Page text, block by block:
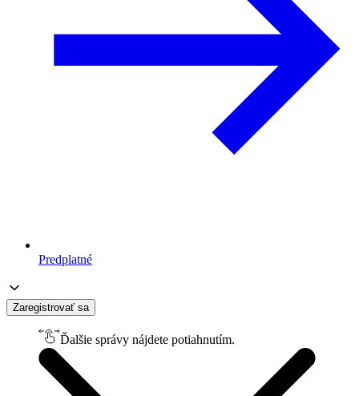
Predplatné
Zaregistrovať sa
Ďalšie správy nájdete potiahnutím.